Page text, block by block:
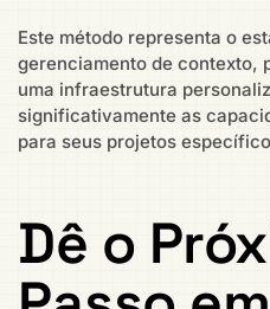
Este método representa o
gerenciamento de contexto,
uma infraestrutura
significativamente as
para seus projetos
Dê o